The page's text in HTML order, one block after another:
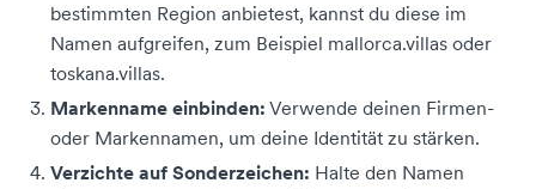
bestimmten Region anbietest, kannst du diese im
Namen aufgreifen, zum Beispiel mallorca.villas oder
toskana.villas.
Markenname einbinden: Verwende deinen Firmen-
oder Markennamen, um deine Identität zu stärken.
Verzichte auf Sonderzeichen: Halte den Namen